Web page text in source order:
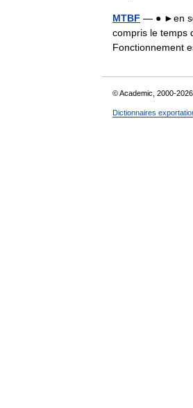
MTBF — ● ►en
compris le temps
Fonctionnement
© Academic, 2000-2026
Dictionnaires